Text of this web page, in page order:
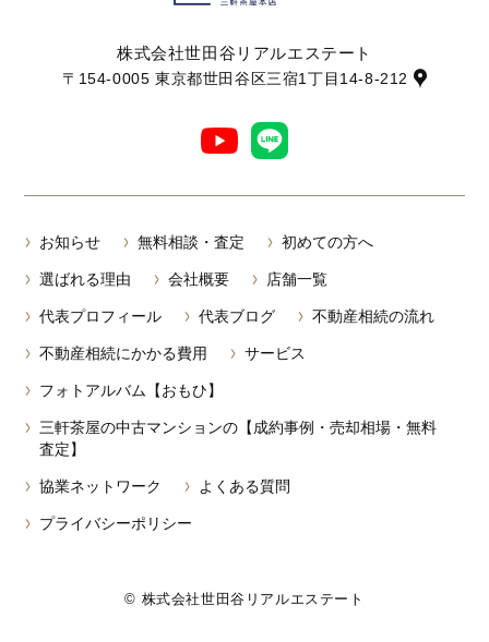
株式会社世田谷リアルエステート
〒154-0005 東京都世田谷区三宿1丁目14-8-212
お知らせ 無料相談・査定 初めての方へ
選ばれる理由 会社概要 店舗一覧
代表プロフィール 代表ブログ 不動産相続の流れ
不動産相続にかかる費用 サービス
フォトアルバム【おもひ】
三軒茶屋の中古マンションの【成約事例・売却相場・無料
査定】
協業ネットワーク よくある質問
プライバシーポリシー
© 株式会社世田谷リアルエステート